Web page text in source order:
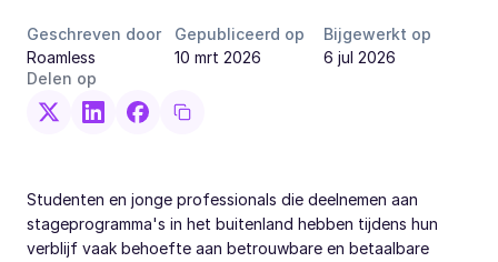
Geschreven door
Roamless
Gepubliceerd op
10 mrt 2026
Bijgewerkt op
6 jul 2026
Delen op
Studenten en jonge professionals die deelnemen aan
stageprogramma's in het buitenland hebben tijdens hun
verblijf vaak behoefte aan betrouwbare en betaalbare